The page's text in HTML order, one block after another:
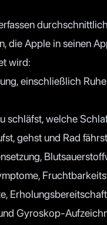
durchschnittlich
die Apple in seinen
wird:
einschließlich
schläfst, welche
gehst und Rad fährst
Erholungsbereitschaft
Gyroskop-